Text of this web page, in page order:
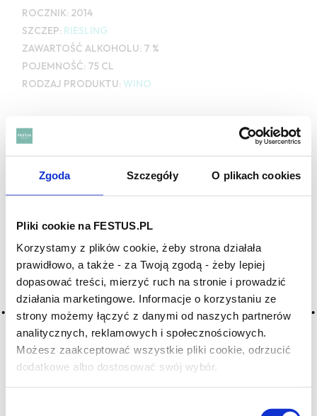
Zgoda Szczegóły O plikach cookies
Pliki cookie na FESTUS.PL
Korzystamy z plików cookie, żeby strona działała
prawidłowo, a także - za Twoją zgodą - żeby lepiej
dopasować treści, mierzyć ruch na stronie i prowadzić
działania marketingowe. Informacje o korzystaniu ze
strony możemy łączyć z danymi od naszych partnerów
analitycznych, reklamowych i społecznościowych.
Możesz zaakceptować wszystkie pliki cookie, odrzucić
dodatkowe albo dostosować swój wybór.
Czy masz ukończone 18 lat?
ROCZNIK: 2014
SZCZEP: RIESLING
ZAWARTOŚĆ ALKOHOLU: 7 %
POJEMNOŚĆ: 75 CL
RODZAJ PRODUKTU: WINO
ZOBACZ TAKŻE